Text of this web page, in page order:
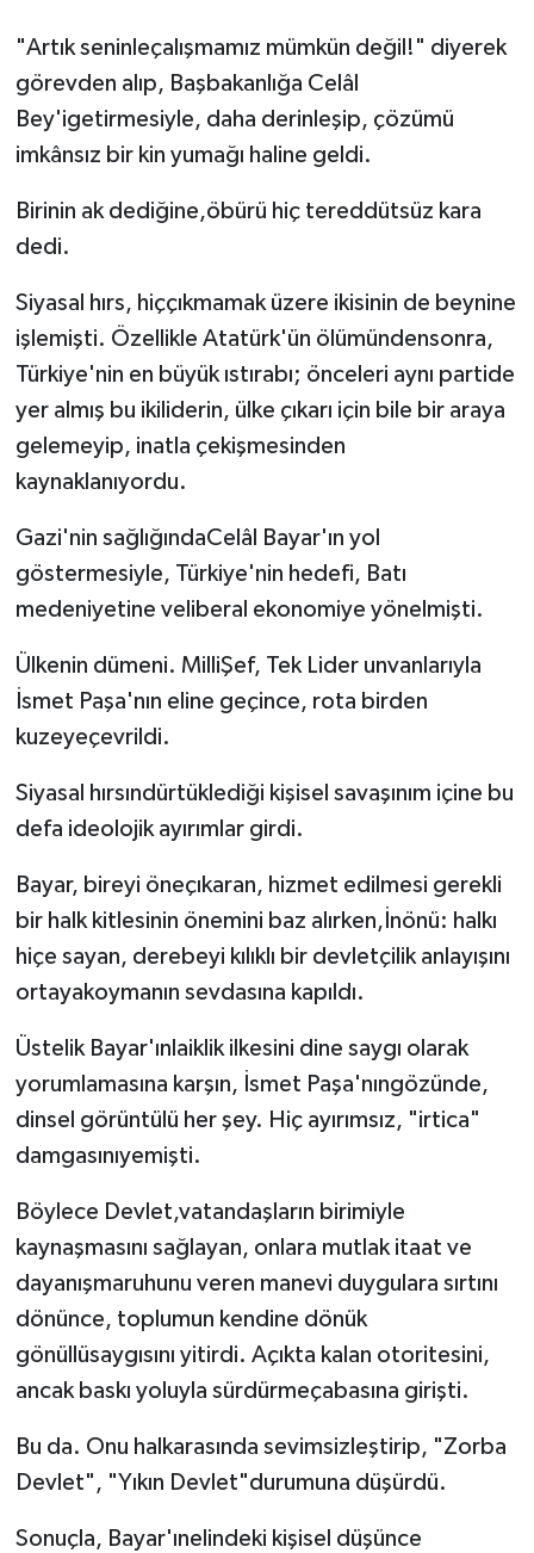
"Artık seninleçalışmamız mümkün değil!" diyerek
görevden alıp, Başbakanlığa Celâl
Bey'igetirmesiyle, daha derinleşip, çözümü
imkânsız bir kin yumağı haline geldi.
Birinin ak dediğine,öbürü hiç tereddütsüz kara
dedi.
Siyasal hırs, hiççıkmamak üzere ikisinin de beynine
işlemişti. Özellikle Atatürk'ün ölümündensonra,
Türkiye'nin en büyük ıstırabı; önceleri aynı partide
yer almış bu ikiliderin, ülke çıkarı için bile bir araya
gelemeyip, inatla çekişmesinden
kaynaklanıyordu.
Gazi'nin sağlığındaCelâl Bayar'ın yol
göstermesiyle, Türkiye'nin hedefi, Batı
medeniyetine veliberal ekonomiye yönelmişti.
Ülkenin dümeni. MilliŞef, Tek Lider unvanlarıyla
İsmet Paşa'nın eline geçince, rota birden
kuzeyeçevrildi.
Siyasal hırsındürtüklediği kişisel savaşınım içine bu
defa ideolojik ayırımlar girdi.
Bayar, bireyi öneçıkaran, hizmet edilmesi gerekli
bir halk kitlesinin önemini baz alırken,İnönü: halkı
hiçe sayan, derebeyi kılıklı bir devletçilik anlayışını
ortayakoymanın sevdasına kapıldı.
Üstelik Bayar'ınlaiklik ilkesini dine saygı olarak
yorumlamasına karşın, İsmet Paşa'nıngözünde,
dinsel görüntülü her şey. Hiç ayırımsız, "irtica"
damgasınıyemişti.
Böylece Devlet,vatandaşların birimiyle
kaynaşmasını sağlayan, onlara mutlak itaat ve
dayanışmaruhunu veren manevi duygulara sırtını
dönünce, toplumun kendine dönük
gönüllüsaygısını yitirdi. Açıkta kalan otoritesini,
ancak baskı yoluyla sürdürmeçabasına girişti.
Bu da. Onu halkarasında sevimsizleştirip, "Zorba
Devlet", "Yıkın Devlet"durumuna düşürdü.
Sonuçla, Bayar'ınelindeki kişisel düşünce